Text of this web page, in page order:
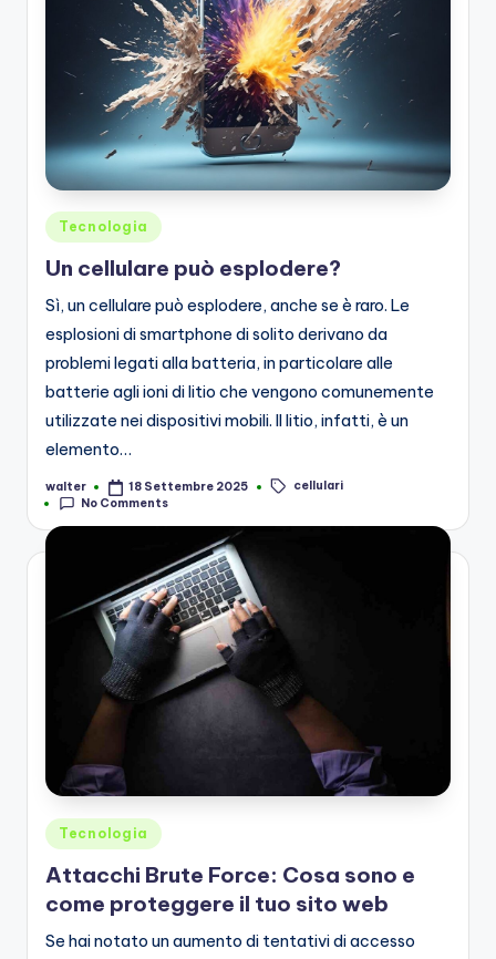
Posted
Tecnologia
Un cellulare può esplodere?
Sì, un cellulare può esplodere, anche se è raro. Le
esplosioni di smartphone di solito derivano da
problemi legati alla batteria, in particolare alle
batterie agli ioni di litio che vengono comunemente
utilizzate nei dispositivi mobili. Il litio, infatti, è un
elemento…
Posted
by
walter 18 Settembre 2025
Tags:
cellulari
No Comments
Posted
Tecnologia
Attacchi Brute Force: Cosa sono e
come proteggere il tuo sito web
Se hai notato un aumento di tentativi di accesso